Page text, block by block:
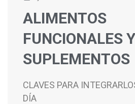
ALIMENTOS
FUNCIONALES Y
SUPLEMENTOS
CLAVES PARA
DÍA